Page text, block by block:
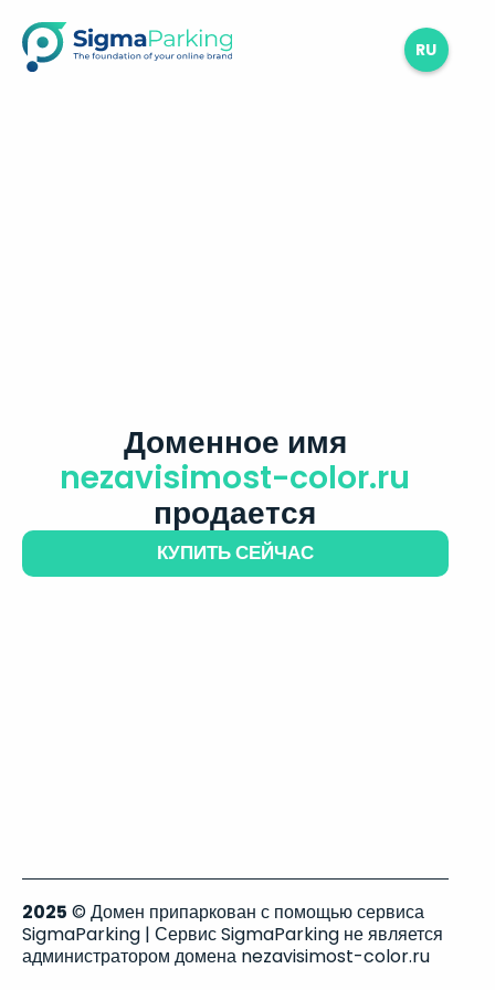
RU
Доменное имя
nezavisimost-color.ru
продается
КУПИТЬ СЕЙЧАС
2025 © Домен припаркован с помощью сервиса
SigmaParking | Сервис SigmaParking не является
администратором домена nezavisimost-color.ru